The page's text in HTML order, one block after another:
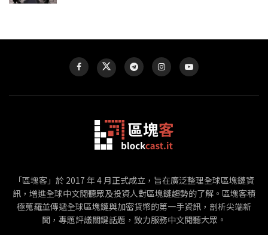
「區塊客」於 2017 年 4 月正式成立，旨在廣泛整理全球區塊鏈資
訊，增進全球中文閱聽眾及投資人對區塊鏈趨勢的了解。區塊客積
極蒐羅並傳遞全球區塊鏈與加密貨幣的第一手資訊，剖析尖端新
聞，專題評議關鍵話題，致力服務中文閱聽大眾。